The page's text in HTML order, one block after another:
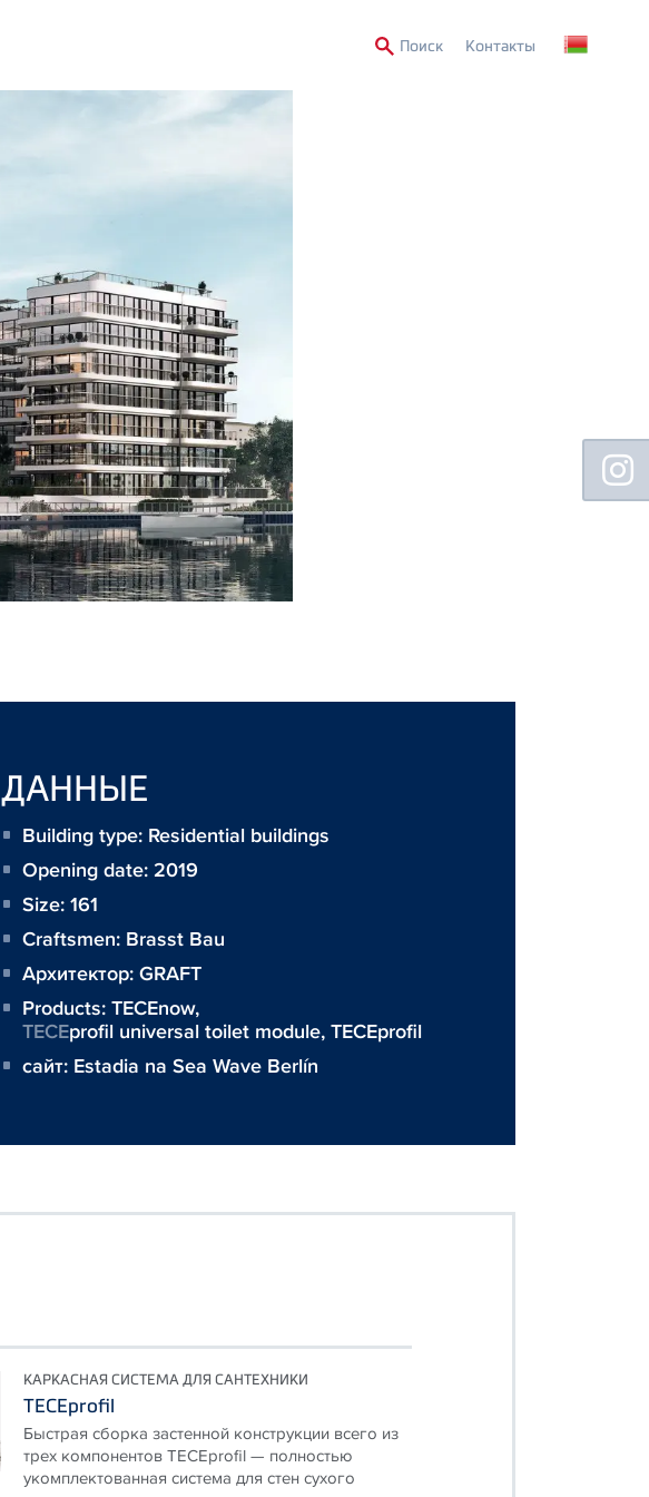
ПоискSecondary
Контакты
ДАННЫЕ
Building type: Residential buildings
Opening date: 2019
Size:161
Craftsmen: Brasst Bau
Архитектор:GRAFT
Products:TECEnow,
TECEprofil universal toilet module, TECEprofil
сайт: Estadia na Sea Wave Berlín
КАРКАСНАЯ СИСТЕМА ДЛЯ САНТЕХНИКИ
TECEprofil
Быстрая сборка застенной конструкции всего из
трех компонентов TECEprofil — полностью
укомплектованная система для стен сухого
Floating